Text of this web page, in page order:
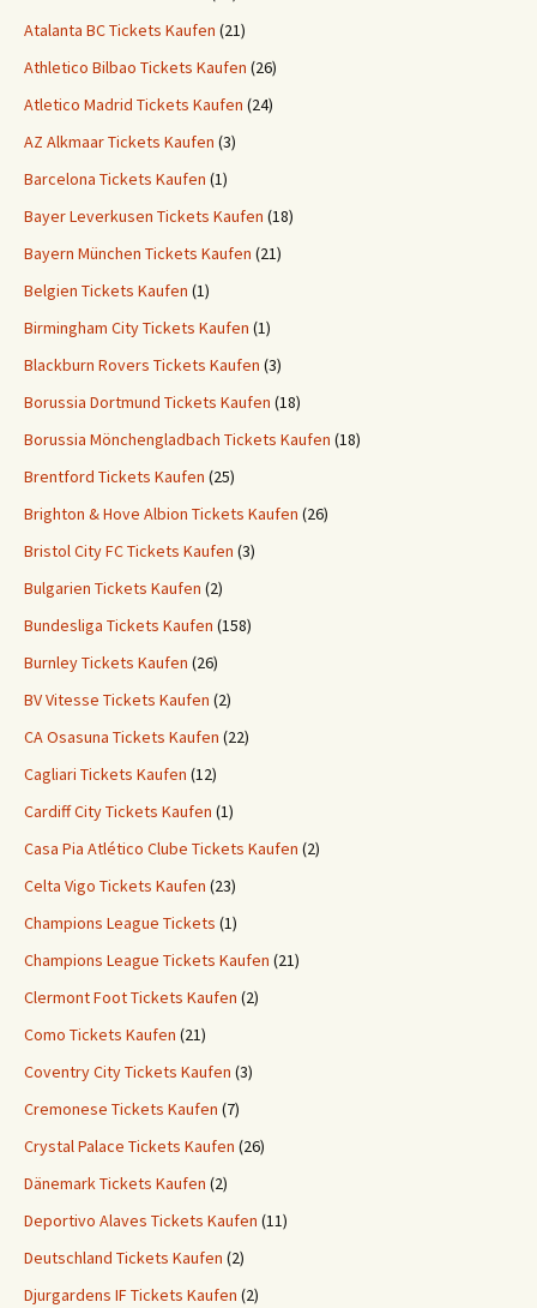
Atalanta BC Tickets Kaufen (21)
Athletico Bilbao Tickets Kaufen (26)
Atletico Madrid Tickets Kaufen (24)
AZ Alkmaar Tickets Kaufen (3)
Barcelona Tickets Kaufen (1)
Bayer Leverkusen Tickets Kaufen (18)
Bayern München Tickets Kaufen (21)
Belgien Tickets Kaufen (1)
Birmingham City Tickets Kaufen (1)
Blackburn Rovers Tickets Kaufen (3)
Borussia Dortmund Tickets Kaufen (18)
Borussia Mönchengladbach Tickets Kaufen (18)
Brentford Tickets Kaufen (25)
Brighton & Hove Albion Tickets Kaufen (26)
Bristol City FC Tickets Kaufen (3)
Bulgarien Tickets Kaufen (2)
Bundesliga Tickets Kaufen (158)
Burnley Tickets Kaufen (26)
BV Vitesse Tickets Kaufen (2)
CA Osasuna Tickets Kaufen (22)
Cagliari Tickets Kaufen (12)
Cardiff City Tickets Kaufen (1)
Casa Pia Atlético Clube Tickets Kaufen (2)
Celta Vigo Tickets Kaufen (23)
Champions League Tickets (1)
Champions League Tickets Kaufen (21)
Clermont Foot Tickets Kaufen (2)
Como Tickets Kaufen (21)
Coventry City Tickets Kaufen (3)
Cremonese Tickets Kaufen (7)
Crystal Palace Tickets Kaufen (26)
Dänemark Tickets Kaufen (2)
Deportivo Alaves Tickets Kaufen (11)
Deutschland Tickets Kaufen (2)
Djurgardens IF Tickets Kaufen (2)